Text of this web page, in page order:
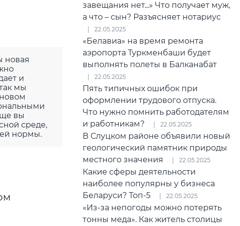
новая
и
мы
вы
среде,
нормы.
завещания нет...» Что получает муж,
а что – сын? Разъясняет нотариус
22.05.2025
«Белавиа» на время ремонта
аэропорта Туркменбаши будет
выполнять полеты в Балканабат
22.05.2025
Пять типичных ошибок при
оформлении трудового отпуска.
Что нужно помнить работодателям
и работникам?
22.05.2025
В Слуцком районе объявили новый
геологический памятник природы
местного значения
22.05.2025
Какие сферы деятельности
наиболее популярны у бизнеса
Беларуси? Топ-5
22.05.2025
«Из-за непогоды можно потерять
тонны меда». Как житель столицы